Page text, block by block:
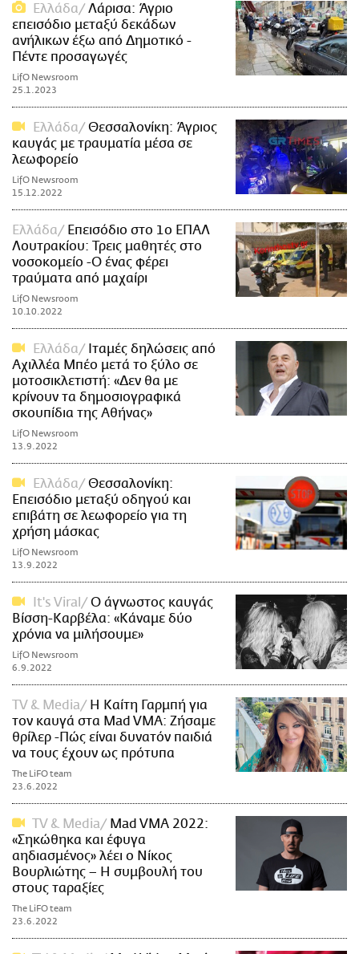
Ελλάδα
Λάρισα: Άγριο
επεισόδιο μεταξύ δεκάδων
ανήλικων έξω από Δημοτικό -
Πέντε προσαγωγές
LifO Newsroom
25.1.2023
Ελλάδα
Θεσσαλονίκη: Άγριος
καυγάς με τραυματία μέσα σε
λεωφορείο
LifO Newsroom
15.12.2022
Ελλάδα
Επεισόδιο στο 1ο ΕΠΑΛ
Λουτρακίου: Τρεις μαθητές στο
νοσοκομείο -Ο ένας φέρει
τραύματα από μαχαίρι
LifO Newsroom
10.10.2022
Ελλάδα
Ιταμές δηλώσεις από
Αχιλλέα Μπέο μετά το ξύλο σε
μοτοσικλετιστή: «Δεν θα με
κρίνουν τα δημοσιογραφικά
σκουπίδια της Αθήνας»
LifO Newsroom
13.9.2022
Ελλάδα
Θεσσαλονίκη:
Επεισόδιο μεταξύ οδηγού και
επιβάτη σε λεωφορείο για τη
χρήση μάσκας
LifO Newsroom
13.9.2022
It's Viral
Ο άγνωστος καυγάς
Βίσση-Καρβέλα: «Κάναμε δύο
χρόνια να μιλήσουμε»
LifO Newsroom
6.9.2022
TV & Media
Η Καίτη Γαρμπή για
τον καυγά στα Mad VMA: Ζήσαμε
θρίλερ -Πώς είναι δυνατόν παιδιά
να τους έχουν ως πρότυπα
The LiFO team
23.6.2022
TV & Media
Mad VMA 2022:
«Σηκώθηκα και έφυγα
αηδιασμένος» λέει ο Νίκος
Βουρλιώτης – Η συμβουλή του
στους ταραξίες
The LiFO team
23.6.2022